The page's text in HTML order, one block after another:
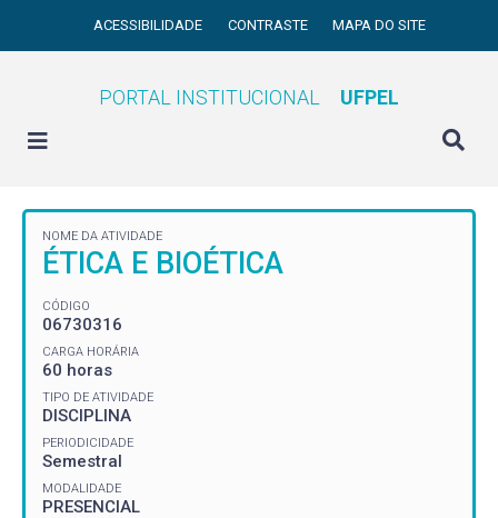
ACESSIBILIDADE CONTRASTE MAPA DO SITE
PORTAL INSTITUCIONAL UFPEL
NOME DA ATIVIDADE
ÉTICA E BIOÉTICA
CÓDIGO
06730316
CARGA HORÁRIA
60 horas
TIPO DE ATIVIDADE
DISCIPLINA
PERIODICIDADE
Semestral
MODALIDADE
PRESENCIAL